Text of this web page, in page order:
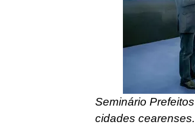
Seminário
cidades cearenses.